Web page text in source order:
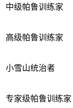
中级帕鲁训练家
高级帕鲁训练家
小雪山统治者
专家级帕鲁训练家